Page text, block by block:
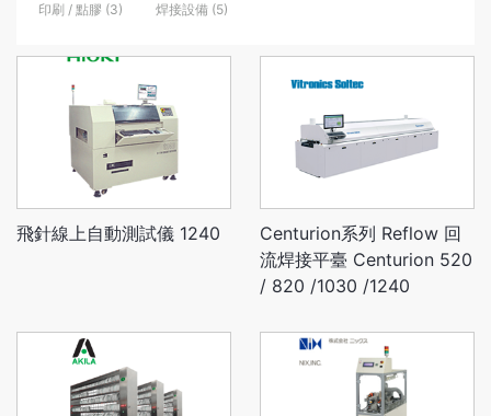
印刷 / 點膠 (3)
焊接設備 (5)
飛針線上自動測試儀 1240
Centurion系列 Reflow 回
流焊接平臺 Centurion 520
/ 820 /1030 /1240